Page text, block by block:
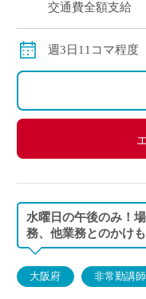
交通費全額支給
週3日11コマ程度
水曜日の午後のみ！
務、他業務とのかけも
大阪府 非常勤講師